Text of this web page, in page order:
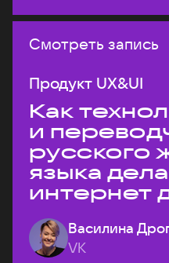
Смотреть запись
Продукт UX&UI
Как
и
русского
языка
интернет
Василина
VK